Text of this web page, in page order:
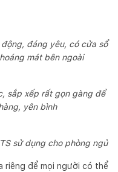
đáng yêu, có cửa sổ
mát bên ngoài
sắp xếp rất gọn gàng để
yên bình
sử dụng cho phòng ngủ
riêng để mọi người có thể